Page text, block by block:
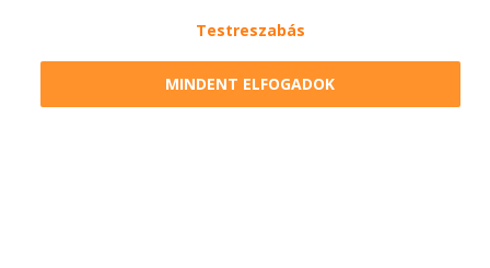
2010-2026 Copyright - Falatozz.hu - Diston-line Kft.
Testreszabás
MINDENT ELFOGADOK